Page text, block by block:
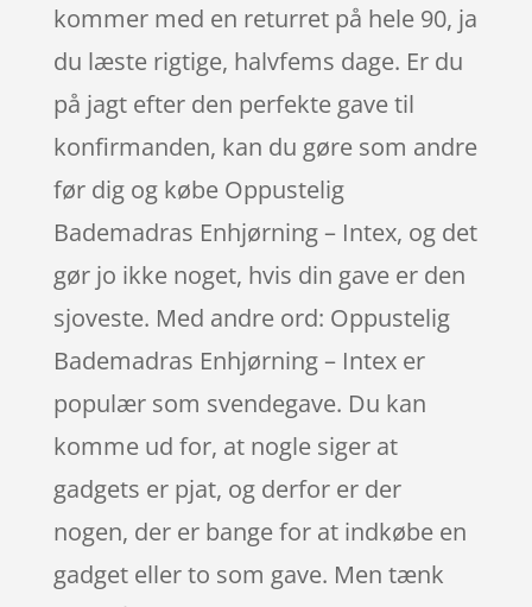
kommer med en returret på hele 90, ja
du læste rigtige, halvfems dage. Er du
på jagt efter den perfekte gave til
konfirmanden, kan du gøre som andre
før dig og købe Oppustelig
Bademadras Enhjørning – Intex, og det
gør jo ikke noget, hvis din gave er den
sjoveste. Med andre ord: Oppustelig
Bademadras Enhjørning – Intex er
populær som svendegave. Du kan
komme ud for, at nogle siger at
gadgets er pjat, og derfor er der
nogen, der er bange for at indkøbe en
gadget eller to som gave. Men tænk